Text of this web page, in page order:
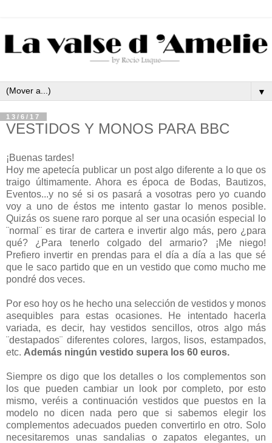
▼
13/6/17
VESTIDOS Y MONOS PARA BBC
¡Buenas tardes!
Hoy me apetecía publicar un post algo diferente a lo que os
traigo últimamente. Ahora es época de Bodas, Bautizos,
Eventos...y no sé si os pasará a vosotras pero yo cuando
voy a uno de éstos me intento gastar lo menos posible.
Quizás os suene raro porque al ser una ocasión especial lo
¨normal¨ es tirar de cartera e invertir algo más, pero ¿para
qué? ¿Para tenerlo colgado del armario? ¡Me niego!
Prefiero invertir en prendas para el día a día a las que sé
que le saco partido que en un vestido que como mucho me
pondré dos veces.
Por eso hoy os he hecho una selección de vestidos y monos
asequibles para estas ocasiones. He intentado hacerla
variada, es decir, hay vestidos sencillos, otros algo más
¨destapados¨ diferentes colores, largos, lisos, estampados,
etc. Además ningún vestido supera los 60 euros.
Siempre os digo que los detalles o los complementos son
los que pueden cambiar un look por completo, por esto
mismo, veréis a continuación vestidos que puestos en la
modelo no dicen nada pero que si sabemos elegir los
complementos adecuados pueden convertirlo en otro. Solo
necesitaremos unas sandalias o zapatos elegantes, un